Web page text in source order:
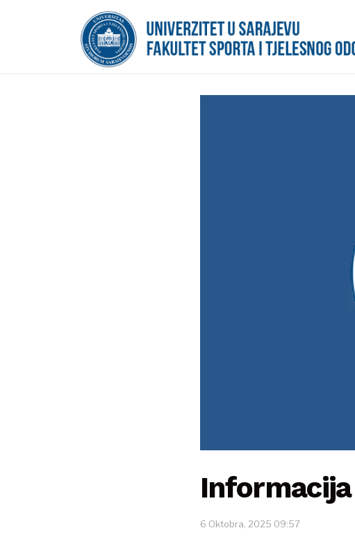
6 Oktobra, 2025 09:57